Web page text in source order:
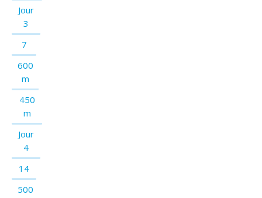
Jour
3
7
600
m
450
m
Jour
4
14
500